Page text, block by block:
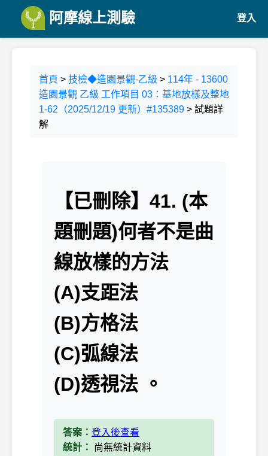
阿摩線上測驗 登入
首頁 > 技檢◆造園景觀-乙級 > 114年 - 13600
造園景觀 乙級 工作項目 03：基地放樣及整地
1-62（2025/12/19 更新）#135389 > 試題詳
解
【已刪除】41. (本
題刪題)何者不是曲
線放樣的方法
(A)支距法
(B)方格法
(C)弧線法
(D)透視法 。
答案： 登入後查看
統計：
尚無統計資料